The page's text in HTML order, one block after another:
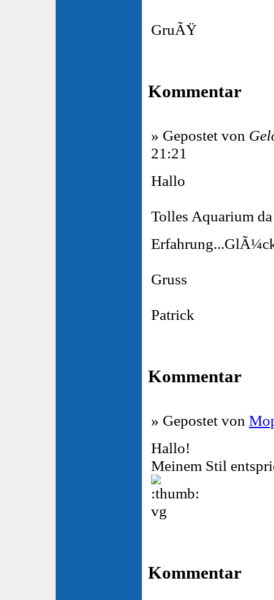
GruÃŸ
Kommentar
» Gepostet von
21:21
Hallo
Tolles Aquarium
Gruss
Patrick
Kommentar
» Gepostet von
Hallo!
Meinem Stil
vg
Kommentar